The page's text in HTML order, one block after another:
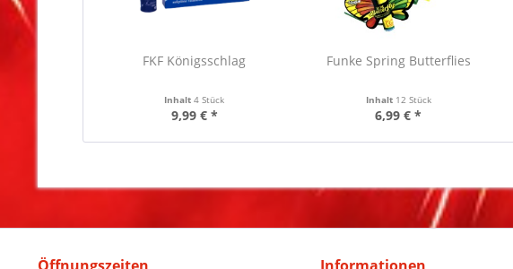
FKF Königsschlag
Inhalt4 Stück
9,99 € *
Funke Spring Butterflies
Inhalt 12 Stück
6,99 € *